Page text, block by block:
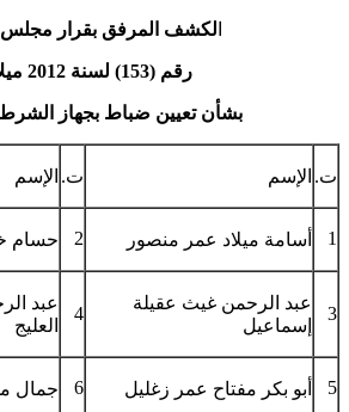
لكشف المرفق بقرار مجلس
رقم (153) لسنة 2012 ميلادي
بشأن تعيين ضباط بجهاز
ت. الإسم ت. الإسم
1 أسامة ميلاد عمر منصور 2 حسام
3
عبد الرحمن غيث عقيلة
إسماعيل
4
عبد
العليج
5 أبو بكر مفتاح عمر زغليل 6 جمال